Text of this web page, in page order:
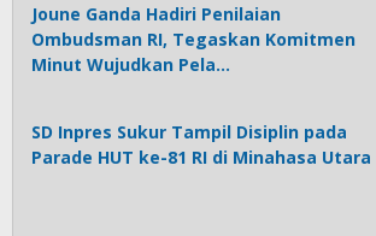
Joune Ganda Hadiri Penilaian
Ombudsman RI, Tegaskan Komitmen
Minut Wujudkan Pela…
SD Inpres Sukur Tampil Disiplin pada
Parade HUT ke-81 RI di Minahasa Utara